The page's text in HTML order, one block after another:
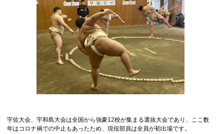
宇佐大会、宇和島大会は全国から強豪12校が集まる選抜大会であり、ここ数
年はコロナ禍での中止もあったため、現役部員は全員が初出場です。